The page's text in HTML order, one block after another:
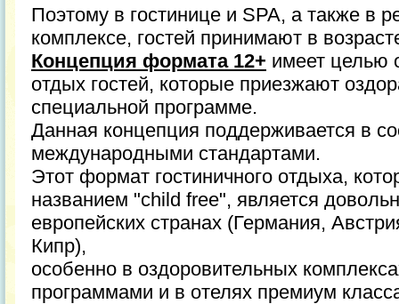
Поэтому в гостинице и SPA, а также в
комплексе, гостей принимают в
Концепция формата 12+ имеет целью
отдых гостей, которые приезжают
специальной программе.
Данная концепция поддерживается в
международными стандартами.
Этот формат гостиничного отдыха,
названием "child free", является
европейских странах (Германия,
Кипр),
особенно в оздоровительных
программами и в отелях премиум